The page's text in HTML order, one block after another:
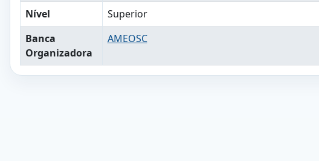
Nível
Superior
Banca
Organizadora
AMEOSC